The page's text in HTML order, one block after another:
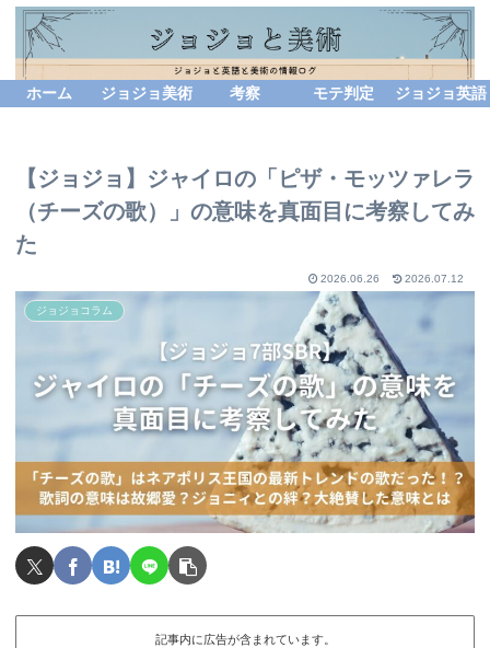
ホーム ジョジョ美術 考察 モテ判定 ジョジョ英語
【ジョジョ】ジャイロの「ピザ・モッツァレラ
（チーズの歌）」の意味を真面目に考察してみ
た
2026.06.26 2026.07.12
ジョジョコラム
記事内に広告が含まれています。